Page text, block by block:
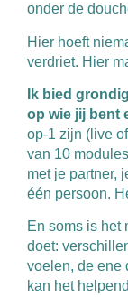
onder de
Hier hoeft
verdriet. Hier
Ik bied
op wie jij bent
op-1 zijn (live
van 10
met je partner,
één persoon.
En soms is het
doet:
voelen, de ene
kan het